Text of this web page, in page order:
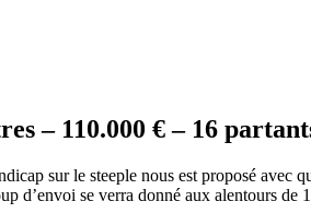
– 110.000 € – 16
sur le steeple nous est proposé avec
d’envoi se verra donné aux alentours de